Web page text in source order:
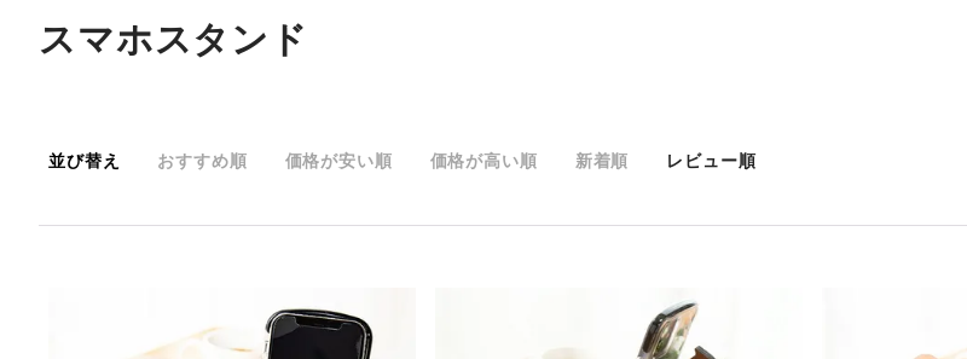
スマホスタンド
並び替え おすすめ順 価格が安い順 価格が高い順 新着順 レビュー順